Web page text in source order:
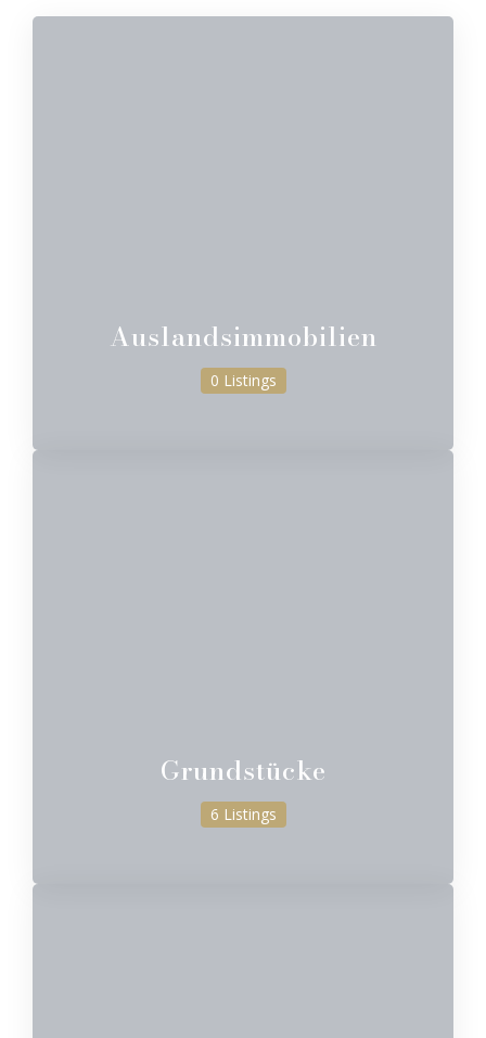
Auslandsimmobilien
0 Listings
Grundstücke
6 Listings